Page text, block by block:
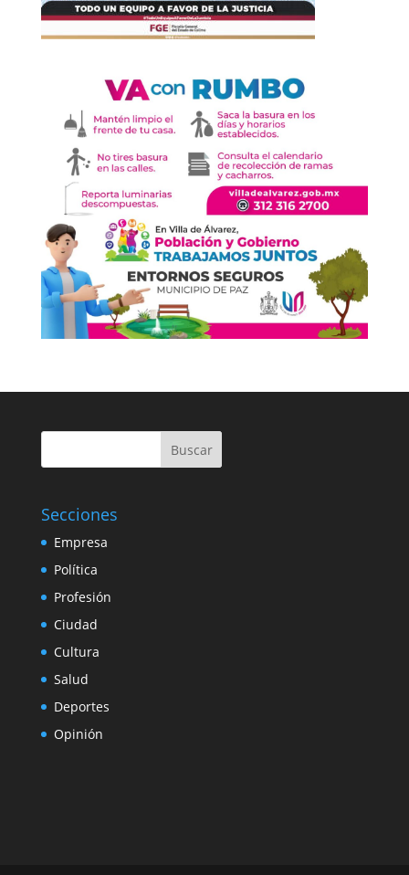
Buscar
Secciones
Empresa
Política
Profesión
Ciudad
Cultura
Salud
Deportes
Opinión